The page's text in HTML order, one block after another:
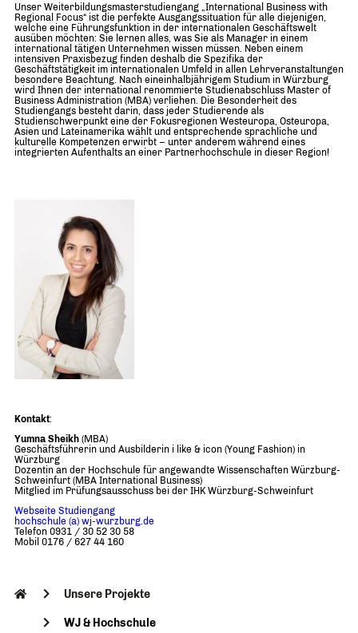
Unser Weiterbildungsmasterstudiengang „International Business with
Regional Focus“ ist die perfekte Ausgangssituation für alle diejenigen,
welche eine Führungsfunktion in der internationalen Geschäftswelt
ausüben möchten: Sie lernen alles, was Sie als Manager in einem
international tätigen Unternehmen wissen müssen. Neben einem
intensiven Praxisbezug finden deshalb die Spezifika der
Geschäftstätigkeit im internationalen Umfeld in allen Lehrveranstaltungen
besondere Beachtung. Nach eineinhalbjährigem Studium in Würzburg
wird Ihnen der international renommierte Studienabschluss Master of
Business Administration (MBA) verliehen. Die Besonderheit des
Studiengangs besteht darin, dass jeder Studierende als
Studienschwerpunkt eine der Fokusregionen Westeuropa, Osteuropa,
Asien und Lateinamerika wählt und entsprechende sprachliche und
kulturelle Kompetenzen erwirbt – unter anderem während eines
integrierten Aufenthalts an einer Partnerhochschule in dieser Region!
Kontakt:
Yumna Sheikh (MBA)
Geschäftsführerin und Ausbilderin i like & icon (Young Fashion) in
Würzburg
Dozentin an der Hochschule für angewandte Wissenschaften Würzburg-
Schweinfurt (MBA International Business)
Mitglied im Prüfungsausschuss bei der IHK Würzburg-Schweinfurt
Webseite Studiengang
hochschule (a) wj-wurzburg.de
Telefon 0931 / 30 52 30 58
Mobil 0176 / 627 44 160
Unsere Projekte
WJ & Hochschule